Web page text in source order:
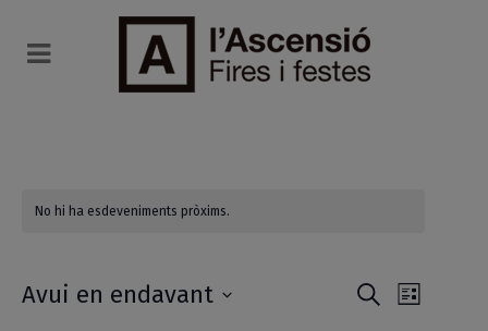
No hi ha esdeveniments pròxims.
CercaList
Avui en endavant